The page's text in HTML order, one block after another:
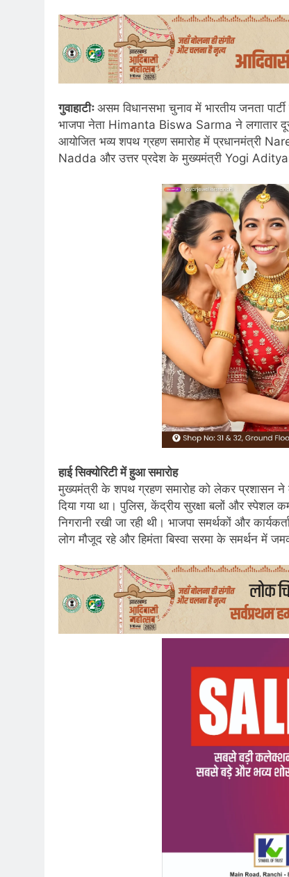
गुवाहाटीः असम विधानसभा चुनाव में भारतीय जनता
भाजपा नेता Himanta Biswa Sarma ने लगातार
आयोजित भव्य शपथ ग्रहण समारोह में प्रधानमंत्री
Nadda और उत्तर प्रदेश के मुख्यमंत्री Yogi
हाई सिक्योरिटी में हुआ समारोह
मुख्यमंत्री के शपथ ग्रहण समारोह को लेकर प्रशासन ने
दिया गया था। पुलिस, केंद्रीय सुरक्षा बलों और स्पेशल
निगरानी रखी जा रही थी। भाजपा समर्थकों और
लोग मौजूद रहे और हिमंता बिस्वा सरमा के समर्थन में